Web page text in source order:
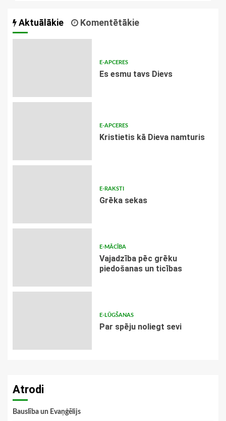
Aktuālākie Komentētākie
E-APCERES
Es esmu tavs Dievs
E-APCERES
Kristietis kā Dieva namturis
E-RAKSTI
Grēka sekas
E-MĀCĪBA
Vajadzība pēc grēku
piedošanas un ticības
E-LŪGŠANAS
Par spēju noliegt sevi
Atrodi
Bauslība un Evaņģēlijs